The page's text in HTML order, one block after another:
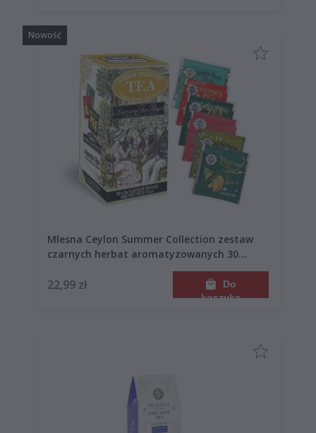
Mlesna Ceylon Summer Collection zestaw
czarnych herbat aromatyzowanych 30
22,99 zł
Do
koszyka
Nowość